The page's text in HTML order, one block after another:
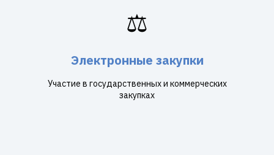
⚖️
Электронные закупки
Участие в государственных и коммерческих
закупках